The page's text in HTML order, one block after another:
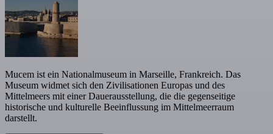
Mucem ist ein Nationalmuseum in Marseille, Frankreich. Das
Museum widmet sich den Zivilisationen Europas und des
Mittelmeers mit einer Dauerausstellung, die die gegenseitige
historische und kulturelle Beeinflussung im Mittelmeerraum
darstellt.